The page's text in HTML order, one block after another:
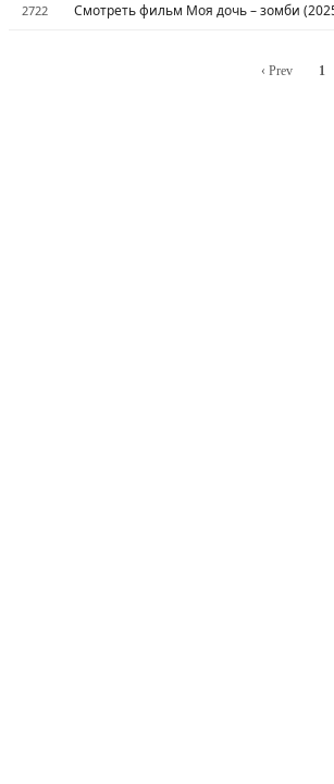
2722 Смотреть фильм Моя дочь – зомби
‹ Prev 1